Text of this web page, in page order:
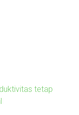
tetap